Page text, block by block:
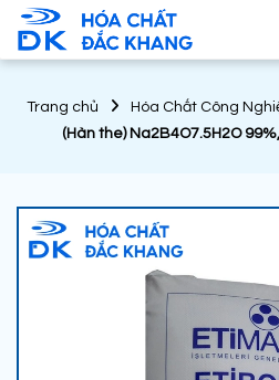
Trang chủ Hóa Chất Công
(Hàn the) Na2B4O7.5H2O